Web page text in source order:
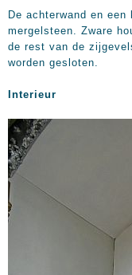
De achterwand en
mergelsteen. Zware
de rest van de
worden gesloten.
Interieur